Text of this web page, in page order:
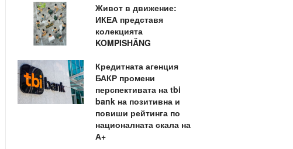
Живот в движение:
ИКЕА представя
колекцията
KOMPISHÄNG
Кредитната агенция
БАКР промени
перспективата на tbi
bank на позитивна и
повиши рейтинга по
националната скала на
А+